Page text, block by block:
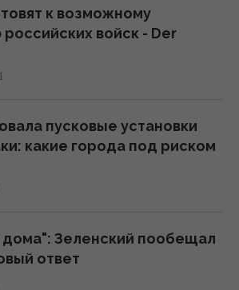
за пределы поля боя:
за инженерами друг
августа 2026
наносит
и его пригородам: в ГУР
августа 2026
увеличить удары по
при одном условии
августа 2026
к возможному
войск - Der
пусковые установки
какие города под риском
дома": Зеленский пообещал
ответ